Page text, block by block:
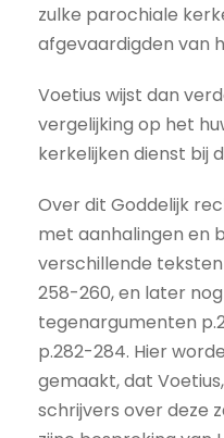
zulke parochiale
afgevaardigden van
Voetius wijst dan
vergelijking op het
kerkelijken dienst bij
Over dit Goddelijk
met aanhalingen en
verschillende
258-260, en later
tegenargumenten
p.282-284. Hier
gemaakt, dat
schrijvers over deze